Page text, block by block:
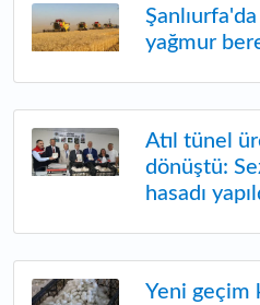
yağmur
Atıl tünel
dönüştü:
hasadı
Yeni geçim